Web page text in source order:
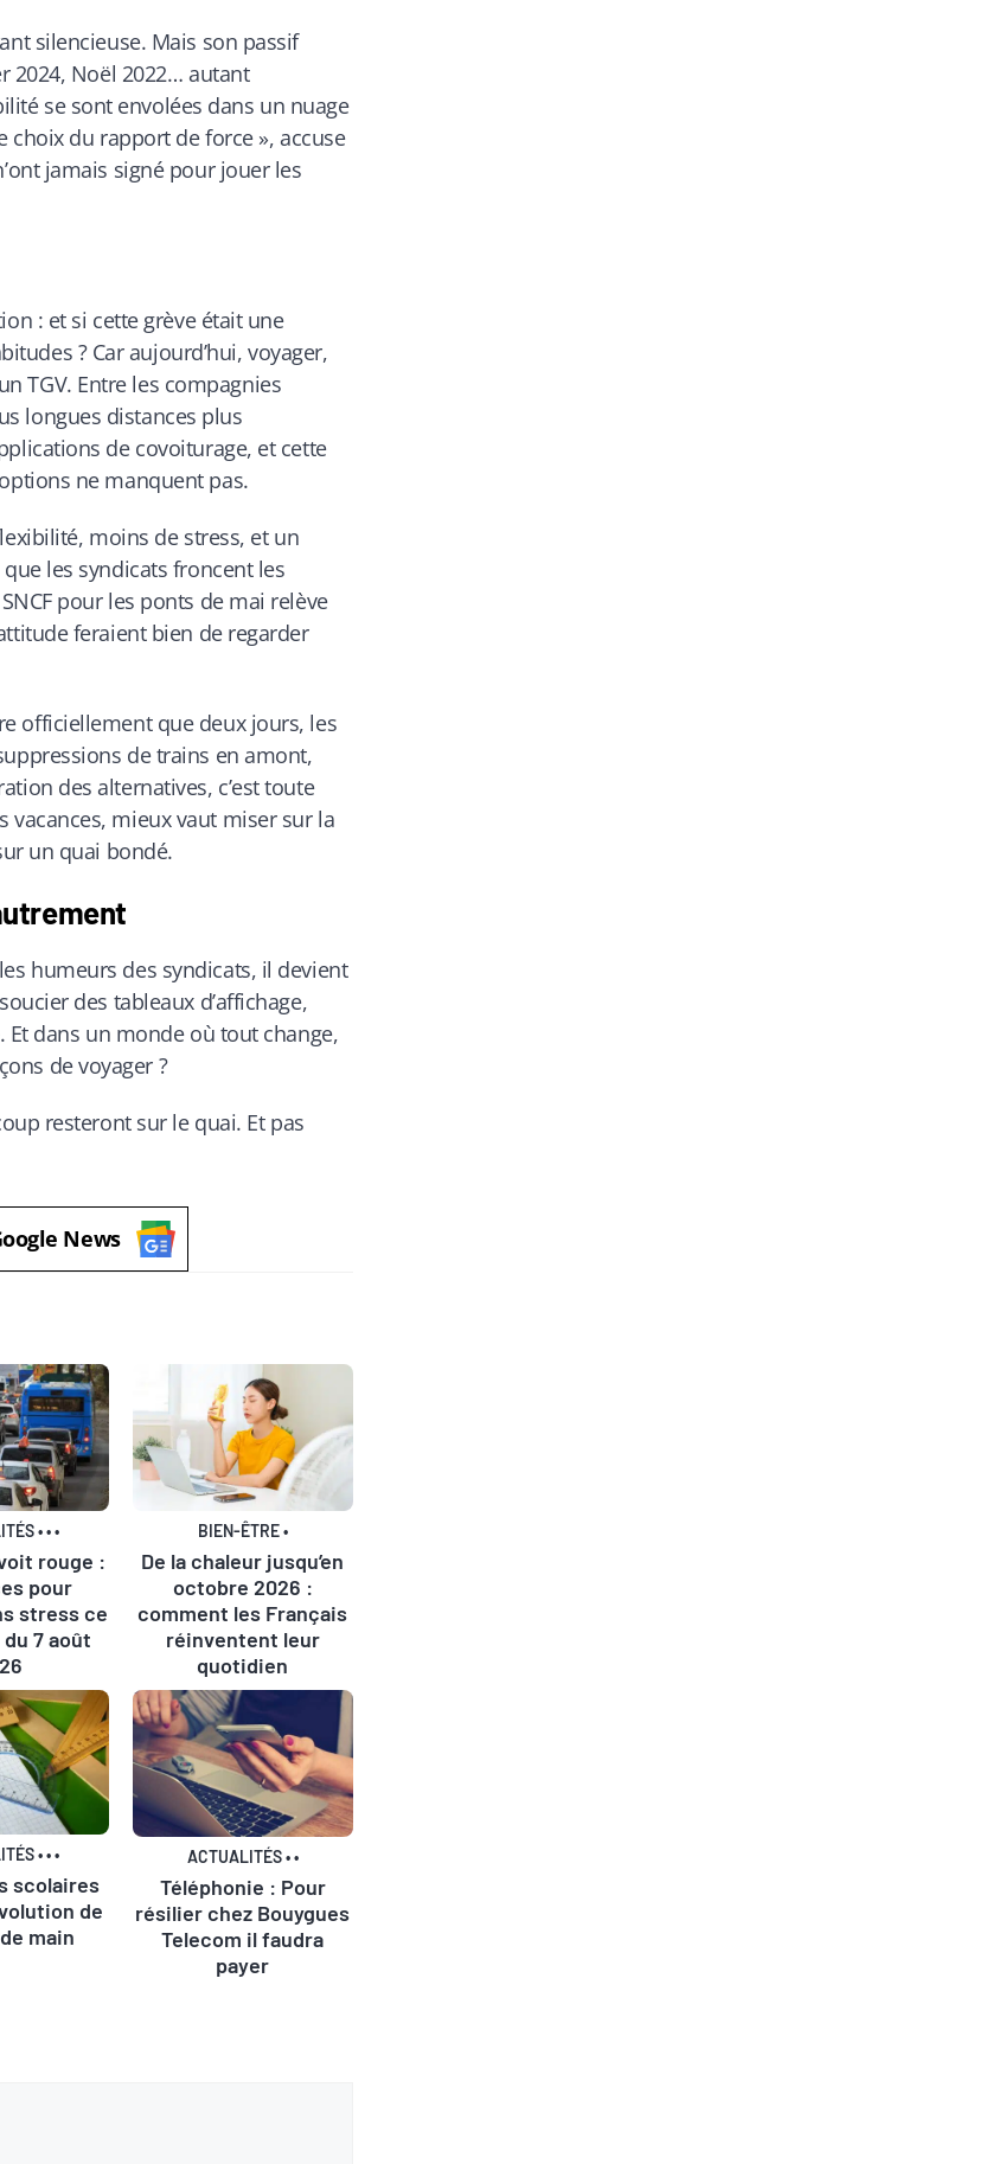
silencieuse. Mais son passif
2024, Noël 2022… autant
se sont envolées dans un nuage
choix du rapport de force », accuse
jamais signé pour jouer les
: et si cette grève était une
? Car aujourd’hui, voyager,
TGV. Entre les compagnies
longues distances plus
de covoiturage, et cette
ne manquent pas.
moins de stress, et un
les syndicats froncent les
pour les ponts de mai relève
feraient bien de regarder
officiellement que deux jours, les
de trains en amont,
des alternatives, c’est toute
vacances, mieux vaut miser sur la
un quai bondé.
humeurs des syndicats, il devient
des tableaux d’affichage,
Et dans un monde où tout change,
de voyager ?
resteront sur le quai. Et pas
News
•••
rouge :
pour
stress ce
7 août
BIEN-ÊTRE•
De la chaleur jusqu’en
octobre 2026 :
comment les Français
réinventent leur
quotidien
•••
scolaires
de
main
ACTUALITÉS••
Téléphonie : Pour
résilier chez Bouygues
Telecom il faudra
payer